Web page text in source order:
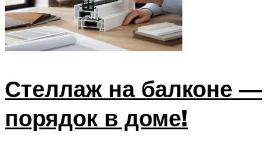
Стеллаж на балконе —
порядок в доме!